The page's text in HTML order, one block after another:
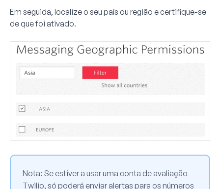
Em seguida, localize o seu país ou região e certifique-se
de que foi ativado.
Nota: Se estiver a usar uma conta de avaliação
Twilio, só poderá enviar alertas para os números